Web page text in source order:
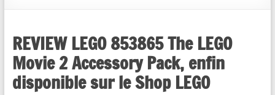
REVIEW LEGO 853865 The LEGO
Movie 2 Accessory Pack, enfin
disponible sur le Shop LEGO